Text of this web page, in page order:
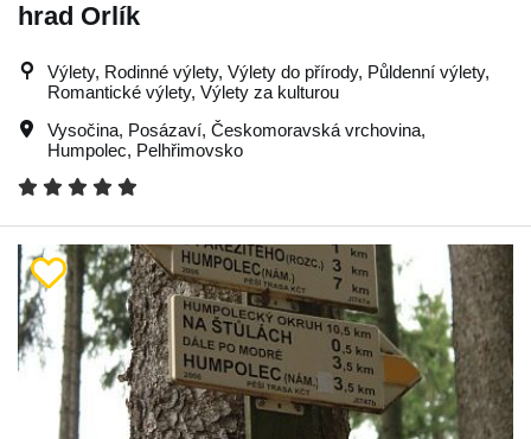
hrad Orlík
Výlety, Rodinné výlety, Výlety do přírody, Půldenní výlety,
Romantické výlety, Výlety za kulturou
Vysočina, Posázaví, Českomoravská vrchovina,
Humpolec, Pelhřimovsko